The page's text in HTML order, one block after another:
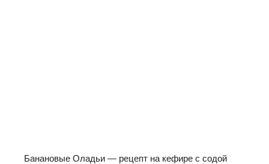
Банановые Оладьи — рецепт на кефире с содой